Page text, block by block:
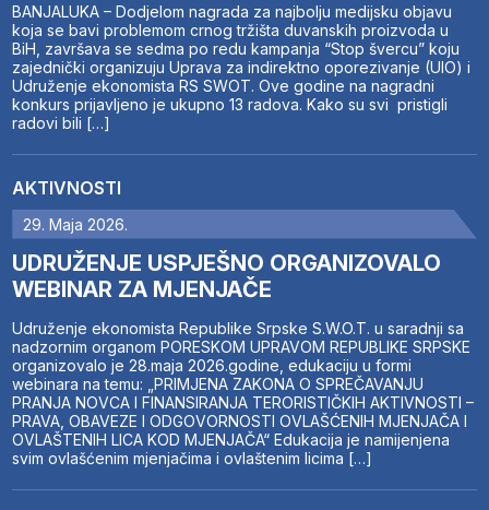
BANJALUKA – Dodjelom nagrada za najbolju medijsku objavu
koja se bavi problemom crnog tržišta duvanskih proizvoda u
BiH, završava se sedma po redu kampanja “Stop švercu” koju
zajednički organizuju Uprava za indirektno oporezivanje (UIO) i
Udruženje ekonomista RS SWOT. Ove godine na nagradni
konkurs prijavljeno je ukupno 13 radova. Kako su svi pristigli
radovi bili […]
AKTIVNOSTI
29. Maja 2026.
UDRUŽENJE USPJEŠNO ORGANIZOVALO
WEBINAR ZA MJENJAČE
Udruženje ekonomista Republike Srpske S.W.O.T. u saradnji sa
nadzornim organom PORESKOM UPRAVOM REPUBLIKE SRPSKE
organizovalo je 28.maja 2026.godine, edukaciju u formi
webinara na temu: „PRIMJENA ZAKONA O SPREČAVANJU
PRANJA NOVCA I FINANSIRANJA TERORISTIČKIH AKTIVNOSTI –
PRAVA, OBAVEZE I ODGOVORNOSTI OVLAŠĆENIH MJENJAČA I
OVLAŠTENIH LICA KOD MJENJAČA“ Edukacija je namijenjena
svim ovlašćenim mjenjačima i ovlaštenim licima […]